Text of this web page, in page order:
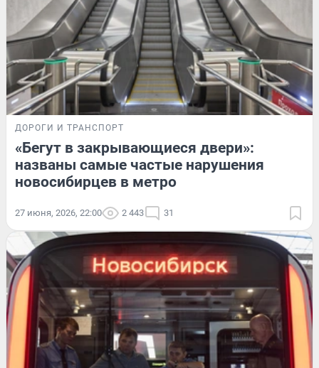
ДОРОГИ И ТРАНСПОРТ
«Бегут в закрывающиеся двери»:
названы самые частые нарушения
новосибирцев в метро
27 июня, 2026, 22:00 2 443 31